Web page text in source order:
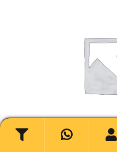
Buscar
Buscar